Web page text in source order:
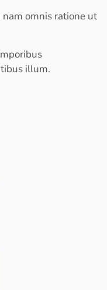
omnis ratione ut
illum.